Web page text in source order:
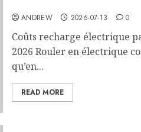
ANDREW 2026-07-13 0
Coûts recharge électrique
2026 Rouler en électrique
qu’en...
READ MORE